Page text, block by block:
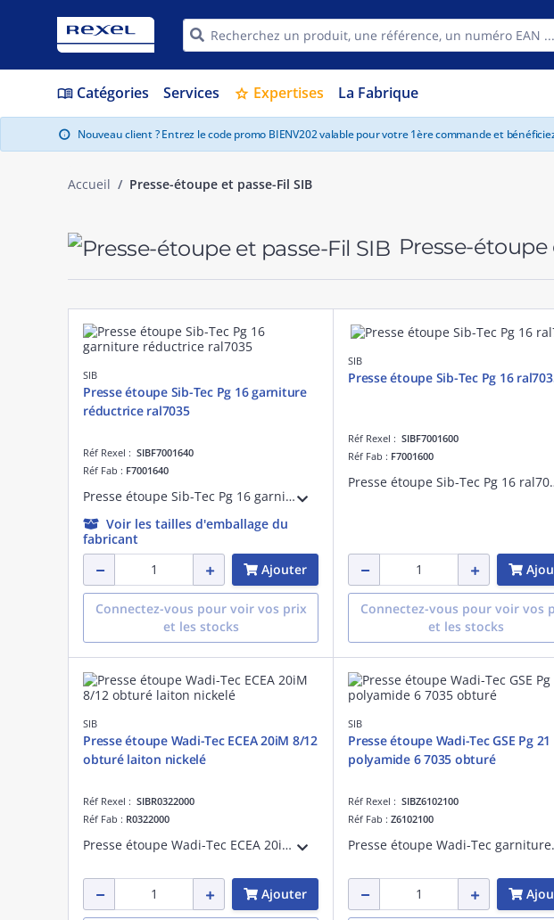
menu_book Catégories Services star Expertises La Fabrique
info Nouveau client ? Entrez le code promo BIENV202 valable pour votre 1ère commande et
Accueil Presse-étoupe et passe-Fil SIB
Presse-étoupe
SIB
Presse étoupe Sib-Tec Pg 16 garniture
réductrice ral7035
Réf Rexel : SIBF7001640
Réf Fab : F7001640
Presse étoupe Sib-Tec Pg 16 garniture réductrice ral7035
Voir les tailles d'emballage du
fabricant
Ajouter
Connectez-vous pour voir vos prix
et les stocks
SIB
Presse étoupe Sib-Tec Pg 16
Réf Rexel : SIBF7001600
Réf Fab : F7001600
Presse
Connectez-vous pour voir vos
et les stocks
SIB
Presse étoupe Wadi-Tec ECEA 20iM 8/12
obturé laiton nickelé
Réf Rexel : SIBR0322000
Réf Fab : R0322000
Presse étoupe Wadi-Tec ECEA 20iM 8/12 obturé laiton nickelé
Ajouter
SIB
Presse étoupe Wadi-Tec GSE Pg 21
polyamide 6 7035 obturé
Réf Rexel : SIBZ6102100
Réf Fab : Z6102100
Presse